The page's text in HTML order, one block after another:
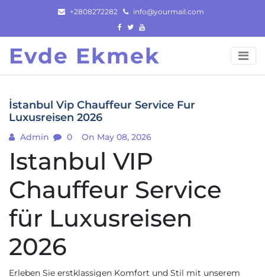
content
+2808272282 info@yourmail.com
Evde Ekmek
İstanbul Vip Chauffeur Service Fur
Luxusreisen 2026
Admin 0 On May 08, 2026
Istanbul VIP
Chauffeur Service
für Luxusreisen
2026
Erleben Sie erstklassigen Komfort und Stil mit unserem